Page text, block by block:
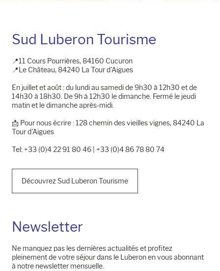
Sud Luberon Tourisme
📍11 Cours Pourrières, 84160 Cucuron
📍Le Château, 84240 La Tour d'Aigues
En juillet et août : du lundi au samedi de 9h30 à 12h30 et de
14h30 à 18h30. De 9h à 12h30 le dimanche. Fermé le jeudi
matin et le dimanche après-midi.
📩​ Pour nous écrire : 128 chemin des vieilles vignes, 84240 La
Tour d'Aigues
Tel: +33 (0)4 22 91 80 46 | +33 (0)4 86 78 80 74
Découvrez Sud Luberon Tourisme
Newsletter
Ne manquez pas les dernières actualités et profitez
pleinement de votre séjour dans le Luberon en vous abonnant
à notre newsletter mensuelle.